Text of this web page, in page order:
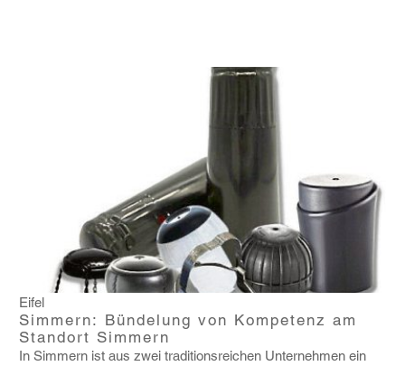
Eifel
Simmern: Bündelung von Kompetenz am
Standort Simmern
In Simmern ist aus zwei tradi­ti­ons­rei­chen Unter­nehmen ein